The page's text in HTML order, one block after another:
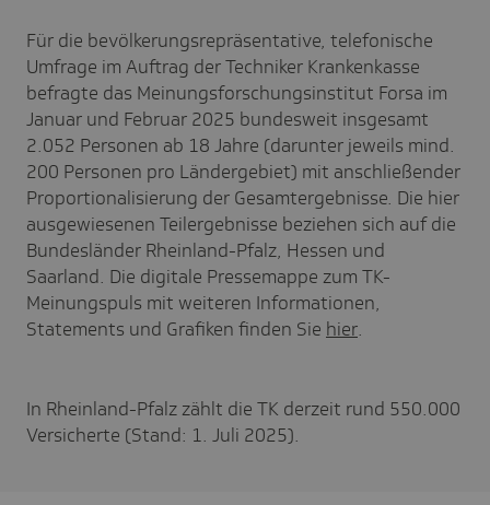
Für die bevölkerungsrepräsentative, telefonische
Umfrage im Auftrag der Techniker Krankenkasse
befragte das Meinungsforschungsinstitut Forsa im
Januar und Februar 2025 bundesweit insgesamt
2.052 Personen ab 18 Jahre (darunter jeweils mind.
200 Personen pro Ländergebiet) mit anschließender
Proportionalisierung der Gesamtergebnisse. Die hier
ausgewiesenen Teilergebnisse beziehen sich auf die
Bundesländer Rheinland-Pfalz, Hessen und
Saarland. Die digitale Pressemappe zum TK-
Meinungspuls mit weiteren Informationen,
Statements und Grafiken finden Sie hier.
In Rheinland-Pfalz zählt die TK derzeit rund 550.000
Versicherte (Stand: 1. Juli 2025).